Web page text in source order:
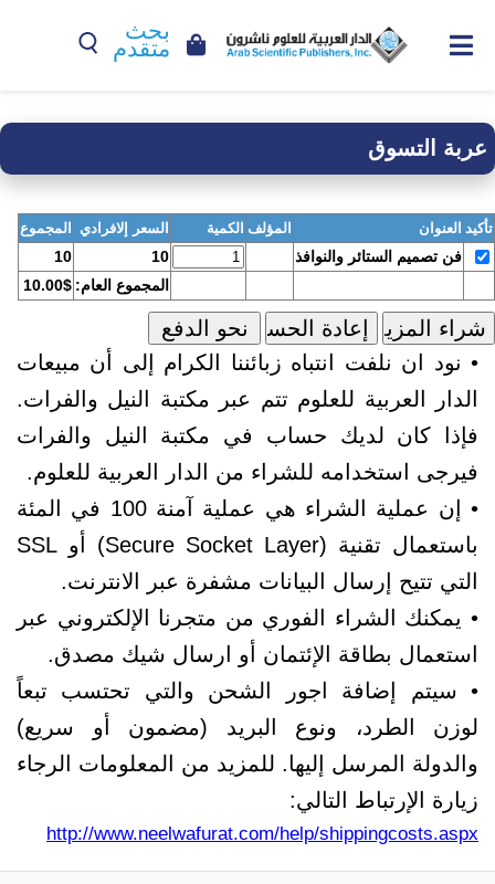
بحث
متقدم
عربة التسوق
تأكيد العنوان المؤلف الكمية السعر إلافرادي المجموع
فن تصميم الستائر والنوافذ 10
10
المجموع العام: 10.00$
• نود ان نلفت انتباه زبائننا الكرام إلى أن مبيعات
الدار العربية للعلوم تتم عبر مكتبة النيل والفرات.
فإذا كان لديك حساب في مكتبة النيل والفرات
فيرجى استخدامه للشراء من الدار العربية للعلوم.
• إن عملية الشراء هي عملية آمنة 100 في المئة
باستعمال تقنية (Secure Socket Layer) أو SSL
التي تتيح إرسال البيانات مشفرة عبر الانترنت.
• يمكنك الشراء الفوري من متجرنا الإلكتروني عبر
استعمال بطاقة الإئتمان أو ارسال شيك مصدق.
• سيتم إضافة اجور الشحن والتي تحتسب تبعاً
لوزن الطرد، ونوع البريد (مضمون أو سريع)
والدولة المرسل إليها. للمزيد من المعلومات الرجاء
زيارة الإرتباط التالي:
http://www.neelwafurat.com/help/shippingcosts.aspx